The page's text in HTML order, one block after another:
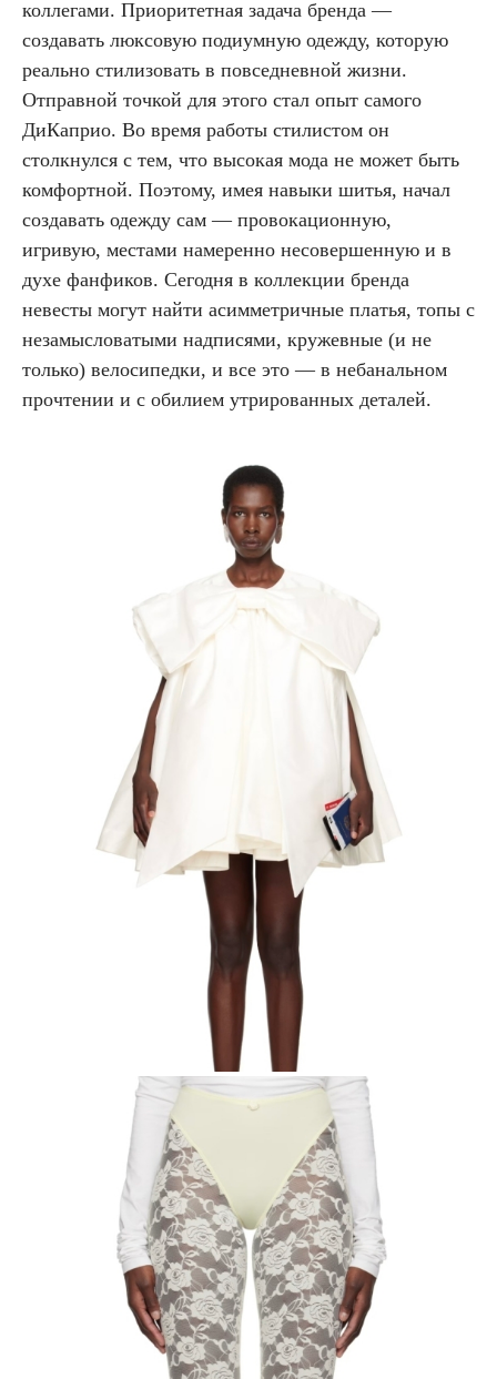
коллегами. Приоритетная задача бренда —
создавать люксовую подиумную одежду, которую
реально стилизовать в повседневной жизни.
Отправной точкой для этого стал опыт самого
ДиКаприо. Во время работы стилистом он
столкнулся с тем, что высокая мода не может быть
комфортной. Поэтому, имея навыки шитья, начал
создавать одежду сам — провокационную,
игривую, местами намеренно несовершенную и в
духе фанфиков. Сегодня в коллекции бренда
невесты могут найти асимметричные платья, топы с
незамысловатыми надписями, кружевные (и не
только) велосипедки, и все это — в небанальном
прочтении и с обилием утрированных деталей.